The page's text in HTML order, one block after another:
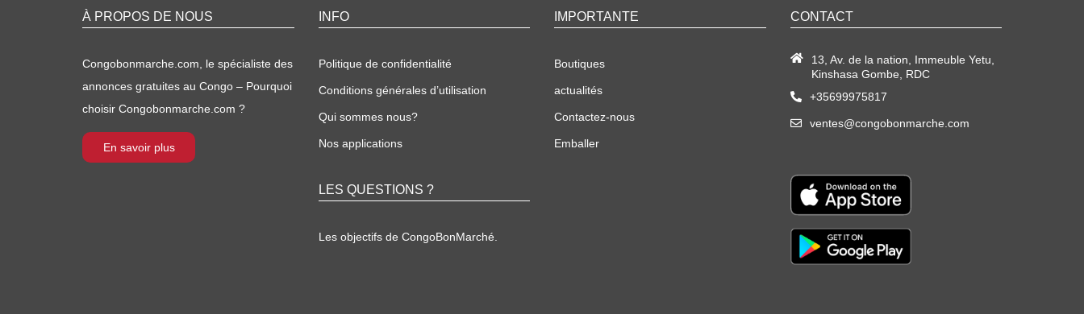
À PROPOS DE NOUS
Congobonmarche.com, le spécialiste des
annonces gratuites au Congo – Pourquoi
choisir Congobonmarche.com ?
En savoir plus
INFO
Politique de confidentialité
Conditions générales d’utilisation
Qui sommes nous?
Nos applications
LES QUESTIONS ?
Les objectifs de CongoBonMarché.
IMPORTANTE
Boutiques
actualités
Contactez-nous
Emballer
CONTACT
13, Av. de la nation, Immeuble Yetu,
Kinshasa Gombe, RDC
+35699975817
ventes@congobonmarche.com